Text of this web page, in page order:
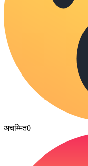
अचम्मित0